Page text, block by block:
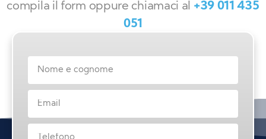
compila il form oppure chiamaci al +39 011 435
051